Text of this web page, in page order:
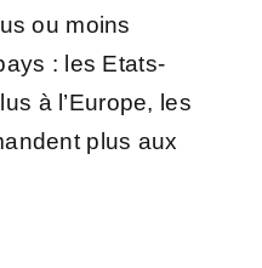
ou moins
: les Etats-
à l’Europe, les
plus aux